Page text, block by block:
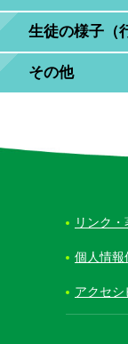
生徒の様子（
その他
リンク
個人情報
アクセシ